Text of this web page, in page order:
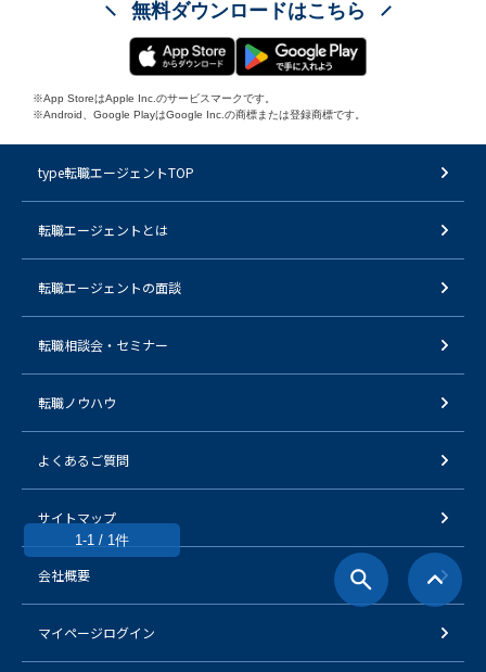
1-1 / 1件
無料ダウンロードはこちら
※App StoreはApple Inc.のサービスマークです。
※Android、Google PlayはGoogle Inc.の商標または登録商標です。
type転職エージェントTOP
転職エージェントとは
転職エージェントの面談
転職相談会・セミナー
転職ノウハウ
よくあるご質問
サイトマップ
会社概要
マイページログイン